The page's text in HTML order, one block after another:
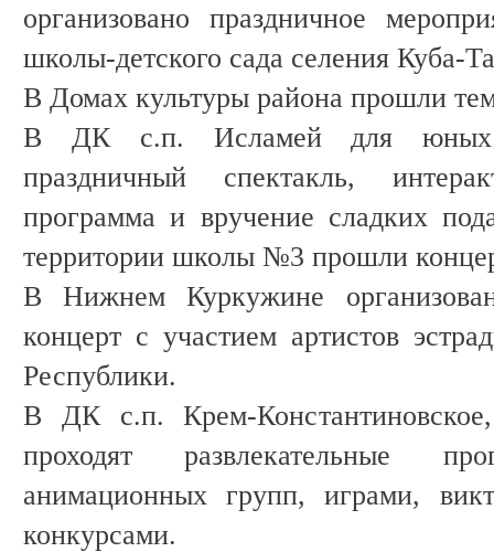
организовано праздничное
школы-детского сада селения Куба-
В Домах культуры района прошли
В ДК с.п. Исламей для юных
праздничный спектакль,
программа и вручение сладких
территории школы №3 прошли
В Нижнем Куркужине
концерт с участием артистов
Республики.
В ДК с.п. Крем-
проходят развлекательные
анимационных групп, играми,
конкурсами.